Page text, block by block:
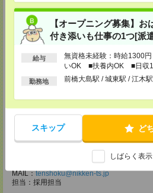
【オープニング募集】
付き添いも仕事の1つ[派
給与
無資格未経験：時給1300
いOK ■扶養内OK ■日収1
以上
勤務地 前橋大島駅 / 城東駅 / 江木駅
スキップ ど
しばらく表
メディカルケア事業部 立川事業部
東京都立川市錦町1-12-14
TEL：0120-934-200
MAIL：tenshoku@nikken-ts.jp
メディカルケア事業部 町田オフィス
東京都町田市森野1-7-23 大樹生命町田ビ
TEL：0120-453-285
MAIL：tenshoku@nikken-ts.jp
担当：採用担当
メディカルケア事業部 横浜オフィス
MAIL：tenshoku@nikken-ts.jp
担当：採用担当